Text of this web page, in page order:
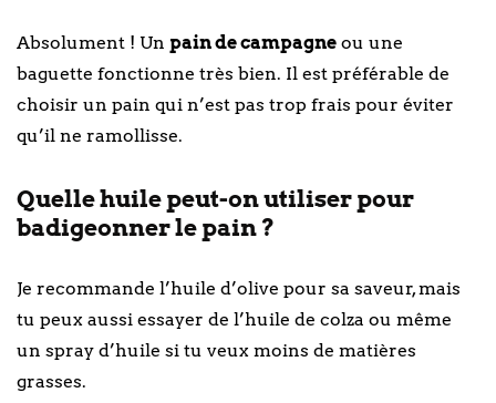
Absolument ! Un pain de campagne ou une
baguette fonctionne très bien. Il est préférable de
choisir un pain qui n’est pas trop frais pour éviter
qu’il ne ramollisse.
Quelle huile peut-on utiliser pour
badigeonner le pain ?
Je recommande l’huile d’olive pour sa saveur, mais
tu peux aussi essayer de l’huile de colza ou même
un spray d’huile si tu veux moins de matières
grasses.